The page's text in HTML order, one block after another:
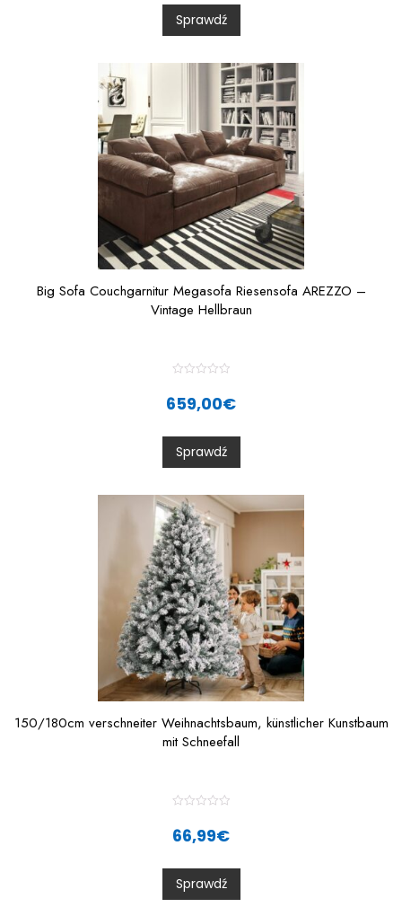
0
o
u
t
Sprawdź
Big Sofa Couchgarnitur Megasofa Riesensofa AREZZO –
Vintage Hellbraun
a
t
0
o
u
t
5
659,00€
Sprawdź
150/180cm verschneiter Weihnachtsbaum, künstlicher Kunstbaum
mit Schneefall
a
t
0
o
u
t
66,99€
Sprawdź